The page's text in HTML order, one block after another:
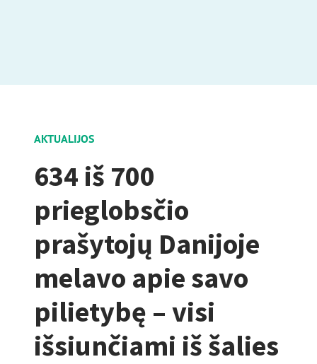
AKTUALIJOS
634 iš 700
prieglobsčio
prašytojų Danijoje
melavo apie savo
pilietybę – visi
išsiunčiami iš šalies